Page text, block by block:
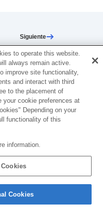
básicas de toma
imágenes
Siguiente
Dial frontal y dial
TP1001367617
la URL siguiente.
to operate this website.
always remain active.
improve site functionality,
and interact with third
to the placement of
your cookie preferences at
Depending on your
functionality of this
information.
Cookies